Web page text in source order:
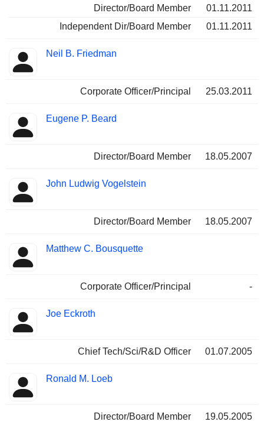
Director/Board Member
01.11.2011
Independent Dir/Board Member
01.11.2011
Neil B. Friedman
Corporate Officer/Principal 25.03.2011
Eugene P. Beard
Director/Board Member 18.05.2007
John Ludwig Vogelstein
Director/Board Member 18.05.2007
Matthew C. Bousquette
Corporate Officer/Principal -
Joe Eckroth
Chief Tech/Sci/R&D Officer 01.07.2005
Ronald M. Loeb
Director/Board Member
19.05.2005